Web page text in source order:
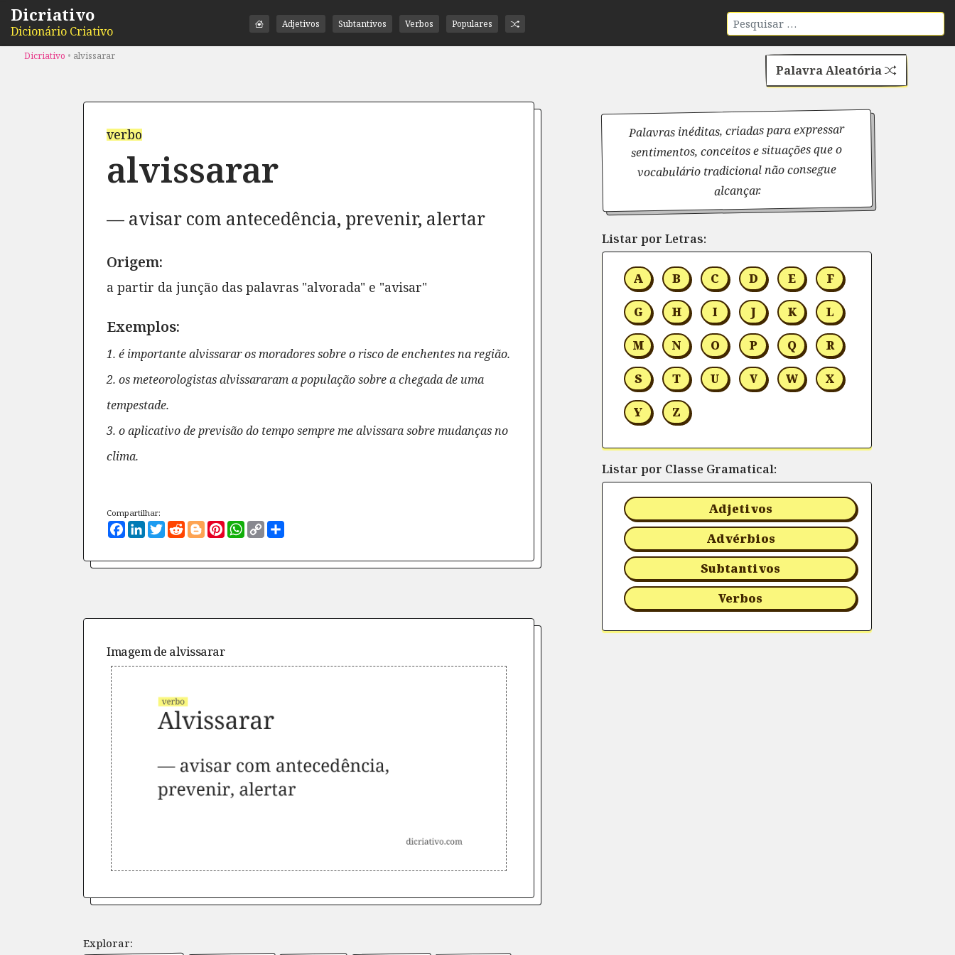
Dicriativo
Dicionário Criativo Adjetivos Subtantivos Verbos Populares
Dicriativo • alvissarar
Palavra Aleatória
verbo
alvissarar
avisar com antecedência, prevenir, alertar
Origem:
a partir da junção das palavras "alvorada" e "avisar"
Exemplos:
1. é importante alvissarar os moradores sobre o risco de enchentes na região.
2. os meteorologistas alvissararam a população sobre a chegada de uma
tempestade.
3. o aplicativo de previsão do tempo sempre me alvissara sobre mudanças no
clima.
Compartilhar:
Facebook
LinkedIn
TwitterRedditBloggerPinterest
WhatsApp
Copy
Link
Imagem de alvissarar
Palavras inéditas, criadas para expressar
sentimentos, conceitos e situações que o
vocabulário tradicional não consegue
alcançar.
Listar por Letras:
A B C D E F
G H I J K L
M N O P Q R
S T U V W X
Y Z
Listar por Classe Gramatical:
Adjetivos
Advérbios
Subtantivos
Verbos